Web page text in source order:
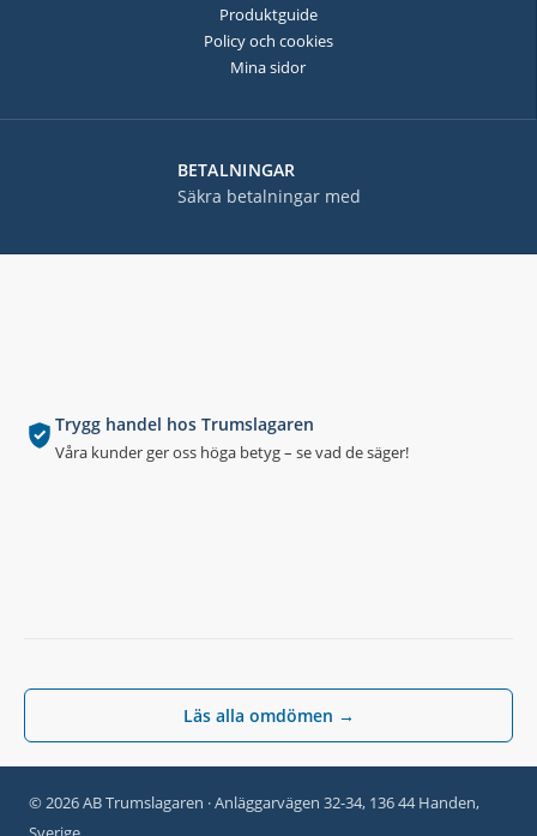
© 2026 AB Trumslagaren · Anläggarvägen 32-34, 136 44 Handen,
Trygg handel hos Trumslagaren
Våra kunder ger oss höga betyg – se vad de säger!
Läs alla omdömen →
BETALNINGAR
Säkra betalningar med
Produktguide
Policy och cookies
Mina sidor